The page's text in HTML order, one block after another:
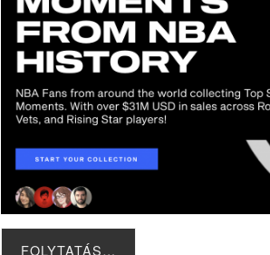
FOLYTATÁS…